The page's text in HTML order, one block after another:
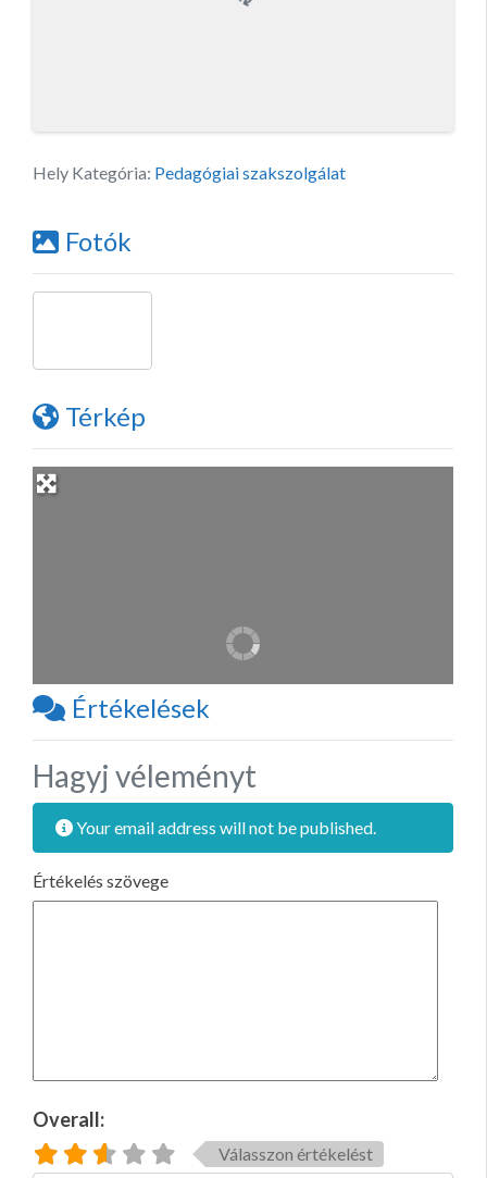
Hely Kategória: Pedagógiai szakszolgálat
Fotók
Térkép
Értékelések
Hagyj véleményt
Your email address will not be published.
Értékelés szövege
Overall:
Válasszon értékelést